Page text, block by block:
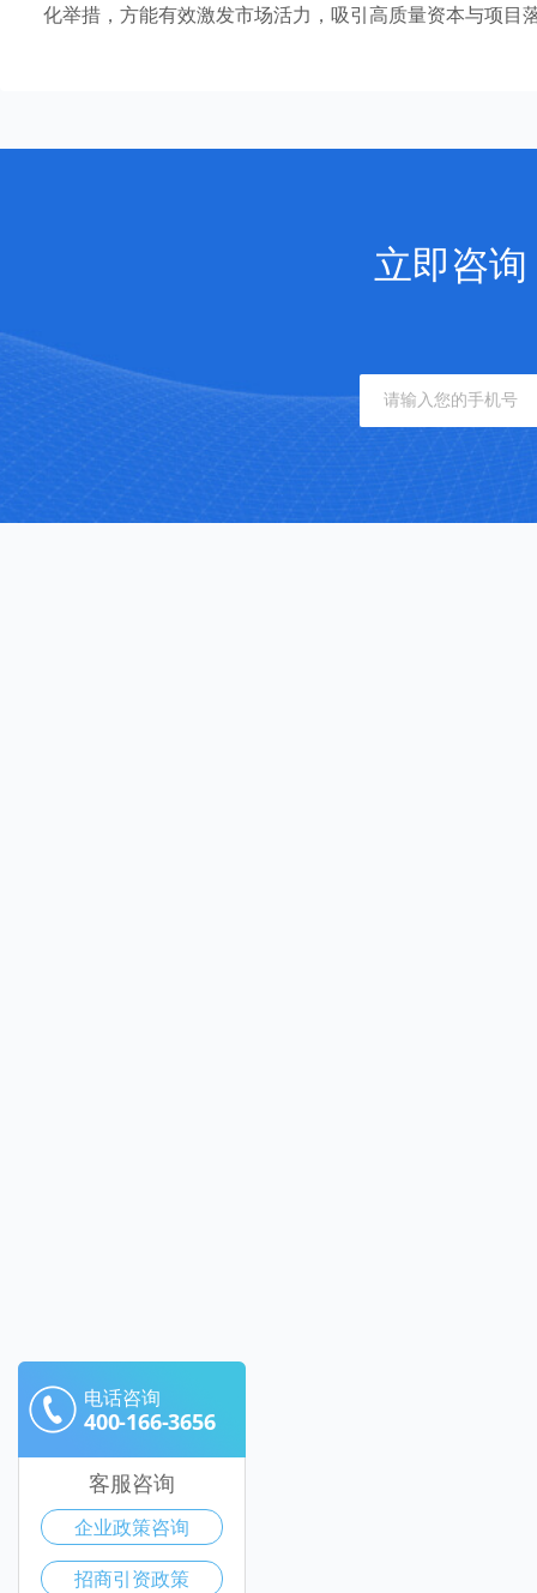
化举措，方能有效激发市场活力，吸引高质量资本与项目
电话咨询
400-166-3656
客服咨询
企业政策咨询
招商引资政策
立即咨